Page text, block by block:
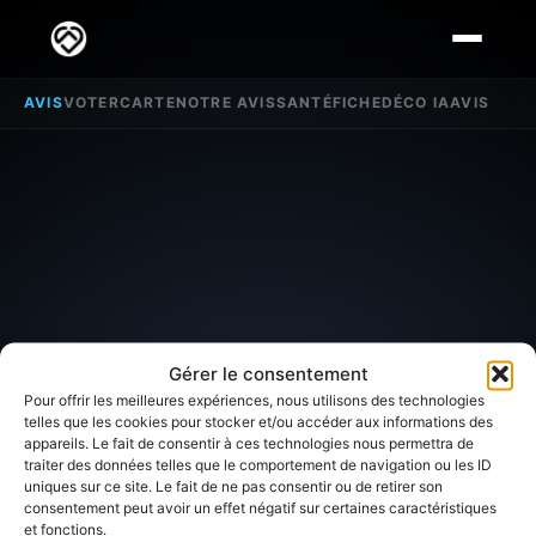
Gérer le consentement
Pour offrir les meilleures expériences, nous utilisons des technologies
telles que les cookies pour stocker et/ou accéder aux informations des
appareils. Le fait de consentir à ces technologies nous permettra de
traiter des données telles que le comportement de navigation ou les ID
uniques sur ce site. Le fait de ne pas consentir ou de retirer son
consentement peut avoir un effet négatif sur certaines caractéristiques
et fonctions.
AVISVOTERCARTENOTRE AVISSANTÉFICHEDÉCO IAAVIS
SECTEUR D'INTÉRÊT